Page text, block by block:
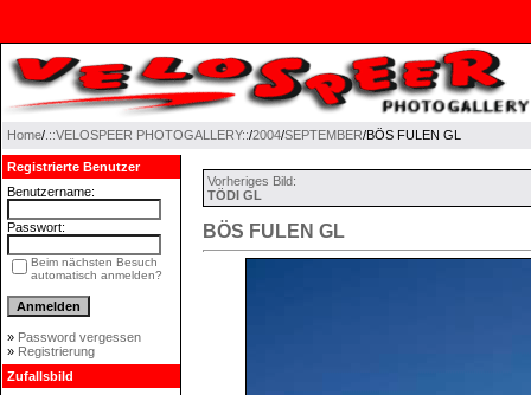
Home/ .::VELOSPEER PHOTOGALLERY::/2004/SEPTEMBER/BÖS FULEN GL
Registrierte Benutzer
Benutzername:
Passwort:
Beim nächsten Besuch
automatisch anmelden?
» Password vergessen
» Registrierung
Zufallsbild
Vorheriges Bild:
TÖDI GL
BÖS FULEN GL